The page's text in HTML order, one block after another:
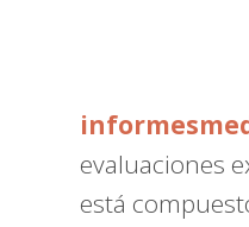
evaluaciones
está